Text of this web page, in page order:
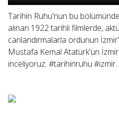
Tarihin Ruhu'nun bu
alınan 1922 tarihli filmlerde,
canlandırmalarla ordunun
Mustafa Kemal Atatürk'ün
inceliyoruz. #tarihinruhu #izmir...